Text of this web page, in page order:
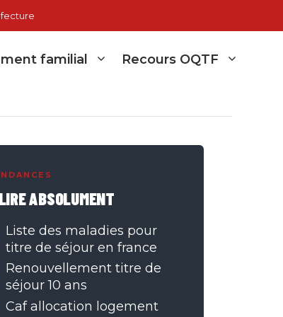
familial
Recours OQTF
ABSOLUMENT
Liste des maladies pour
titre de séjour en france
Renouvellement titre de
séjour 10 ans
Caf allocation logement